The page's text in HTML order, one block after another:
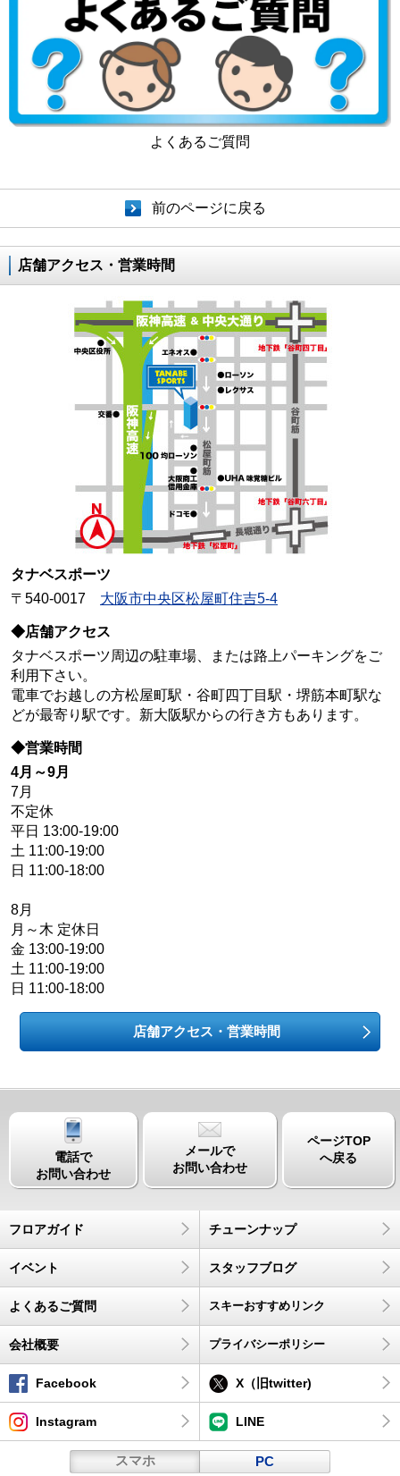
よくあるご質問
前のページに戻る
店舗アクセス・営業時間
タナベスポーツ
〒540-0017 大阪市中央区松屋町住吉5-4
◆店舗アクセス
タナベスポーツ周辺の駐車場、または路上パーキングをご
利用下さい。
電車でお越しの方松屋町駅・谷町四丁目駅・堺筋本町駅な
どが最寄り駅です。新大阪駅からの行き方もあります。
◆営業時間
4月～9月
7月
不定休
平日 13:00-19:00
土 11:00-19:00
日 11:00-18:00
8月
月～木 定休日
金 13:00-19:00
土 11:00-19:00
日 11:00-18:00
店舗アクセス・営業時間
電話で
お問い合わせ
メールで
お問い合わせ
ページTOP
へ戻る
フロアガイド チューンナップ
イベント スタッフブログ
よくあるご質問 スキーおすすめリンク
会社概要 プライバシーポリシー
Facebook X（旧twitter)
Instagram LINE
スマホ PC